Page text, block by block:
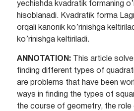
yechishda kvadratik formaning
hisoblanadi. Kvadratik forma
orqali kanonik ko’rinishga
ko’rinishga keltiriladi.
ANNOTATION:This article
finding different types of
are problems that have been
ways in finding the types of
the course of geometry, the role